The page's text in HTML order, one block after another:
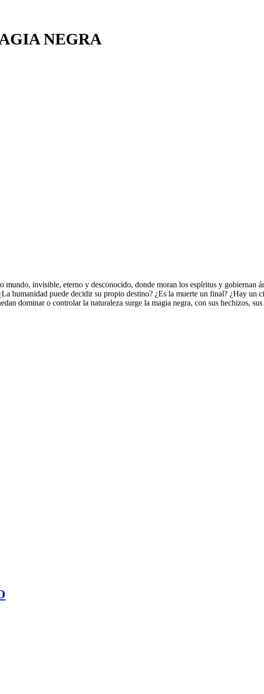
NEGRA
mundo, invisible, eterno y desconocido, donde moran los espíritus y gobiernan
humanidad puede decidir su propio destino? ¿Es la muerte un final? ¿Hay un
dominar o controlar la naturaleza surge la magia negra, con sus hechizos,